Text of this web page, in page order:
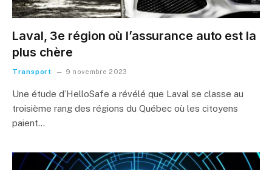
Laval, 3e région où l’assurance auto est la
plus chère
Transport 9 novembre 2023
Une étude d’HelloSafe a révélé que Laval se classe au
troisième rang des régions du Québec où les citoyens
paient…